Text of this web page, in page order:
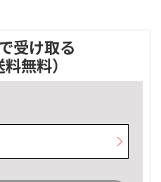
受け取る
料無料）